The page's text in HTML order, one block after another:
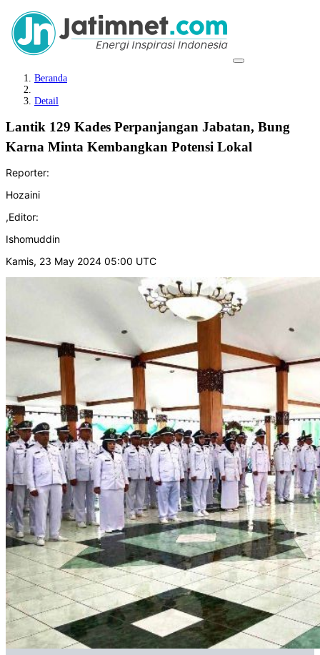
Beranda
Detail
Lantik 129 Kades Perpanjangan Jabatan, Bung
Karna Minta Kembangkan Potensi Lokal
Reporter:
Hozaini
,Editor:
Ishomuddin
Kamis, 23 May 2024 05:00 UTC